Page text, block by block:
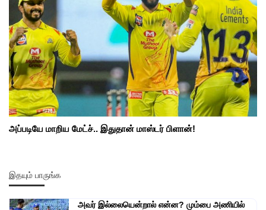
அப்படியே மாறிய மேட்ச்.. இதுதான் மாஸ்டர் பிளான்!
இதயும் பாருங்க
அவர் இல்லையென்றால் என்ன? மும்பை அணியில்